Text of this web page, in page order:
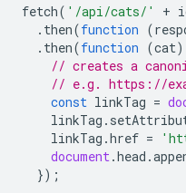
fetch( '/api/cats/' +
. then(function (
. then(function (cat)
// creates a
// e.g. https://
const linkTag =
linkTag .
linkTag .href =
document.head .
});